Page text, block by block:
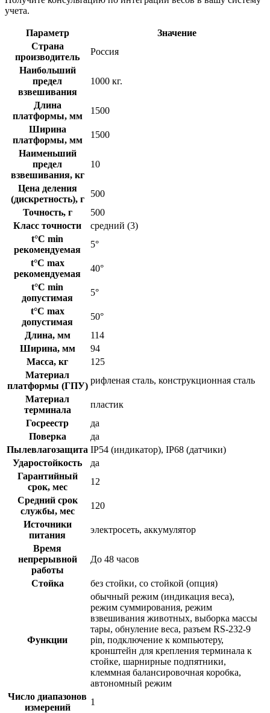
учета.
Параметр
Значение
Страна
производитель
Россия
Наибольший
предел
взвешивания
1000 кг.
Длина
платформы, мм
1500
Ширина
платформы, мм
1500
Наименьший
предел
взвешивания, кг
10
Цена деления
(дискретность), г
500
Точность, г
500
Класс точности
средний (3)
t°C min
рекомендуемая
5°
t°C max
рекомендуемая
40°
t°C min
допустимая
5°
t°C max
допустимая
50°
Длина, мм
114
Ширина, мм
94
Масса, кг
125
Материал
платформы (ГПУ)
рифленая сталь, конструкционная сталь
Материал
терминала
пластик
Госреестр
да
Поверка
да
Пылевлагозащита IP54 (индикатор), IP68 (датчики)
Ударостойкость
да
Гарантийный
срок, мес
12
Средний срок
службы, мес
120
Источники
питания
электросеть, аккумулятор
Время
непрерывной
работы
До 48 часов
Стойка без стойки, со стойкой (опция)
Функции
обычный режим (индикация веса),
режим суммирования, режим
взвешивания животных, выборка массы
тары, обнуление веса, разъем RS-232-9
pin, подключение к компьютеру,
кронштейн для крепления терминала к
стойке, шарнирные подпятники,
клеммная балансировочная коробка,
автономный режим
Число диапазонов
измерений
1